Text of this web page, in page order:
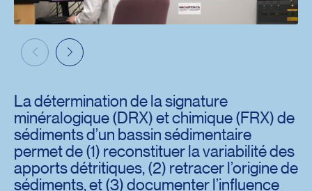
La détermination de la signature
minéralogique (DRX) et chimique (FRX) de
sédiments d’un bassin sédimentaire
permet de (1) reconstituer la variabilité des
apports détritiques, (2) retracer l’origine de
sédiments, et (3) documenter l’influence